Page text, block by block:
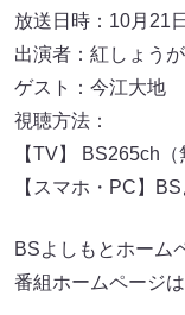
放送日時：10月
出演者：紅しょう
ゲスト：今江大地
視聴方法：
【TV】 BS265ch（
【スマホ・PC】
BSよしもとホーム
番組ホームページは